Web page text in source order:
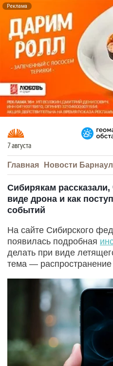
Реклама
7 августа
Главная Новости
Сибирякам
виде дрона и как
событий
На сайте Сибирского
появилась подробная
делать при виде
тема —